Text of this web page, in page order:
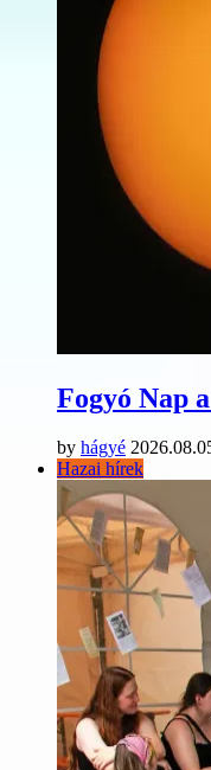
Fogyó Nap
by hágyé
Hazai hírek